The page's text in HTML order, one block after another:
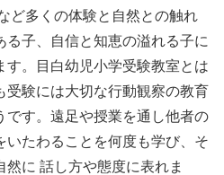
ど多くの体験と自然との触れ
子、自信と知恵の溢れる子に
す。目白幼児小学受験教室とは
受験には大切な行動観察の教育
です。遠足や授業を通し他者の
いたわることを何度も学び、そ
に 話し方や態度に表れま